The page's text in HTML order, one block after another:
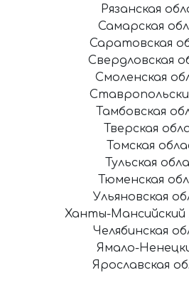
Рязанская
Самарская
Саратовская
Свердловская
Смоленская
Тамбовская
Тверская
Томская
Тульская
Тюменская
Ульяновская
Ханты-
Челябинская
Ямало-
Ярославская